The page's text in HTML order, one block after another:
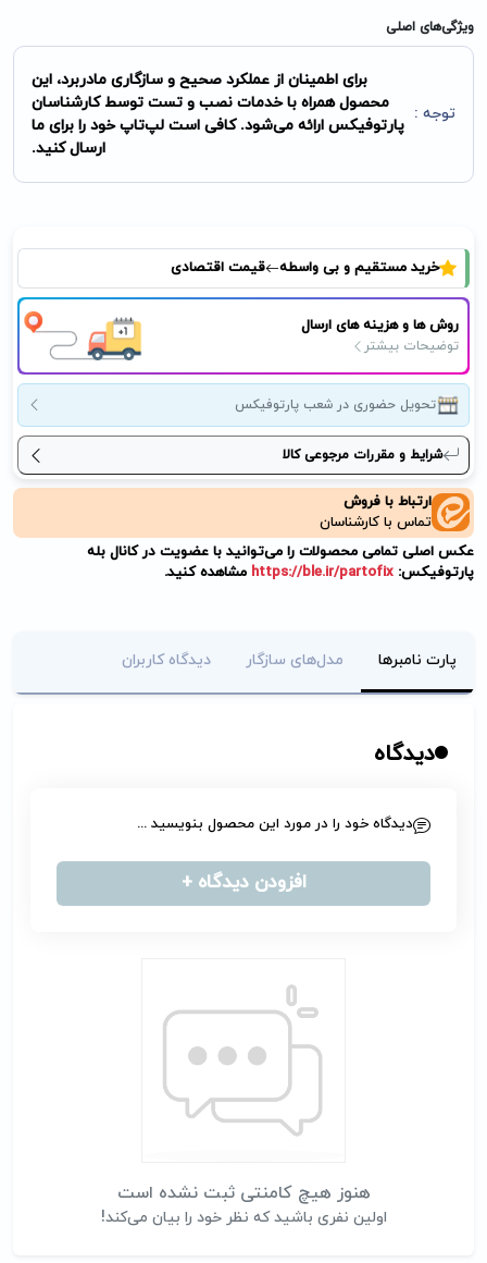
ویژگی‌های اصلی
توجه :
برای اطمینان از عملکرد صحیح و سازگاری مادربرد، این
محصول همراه با خدمات نصب و تست توسط کارشناسان
پارتوفیکس ارائه می‌شود. کافی است لپ‌تاپ خود را برای ما
ارسال کنید.
خرید مستقیم و بی واسطه قیمت اقتصادی
روش ها و هزینه های ارسال
توضیحات بیشتر
تحویل حضوری در شعب پارتوفیکس
شرایط و مقررات مرجوعی کالا
ارتباط با فروش
تماس با کارشناسان
عکس اصلی تمامی محصولات را می‌توانید با عضویت در کانال بله
پارتوفیکس: https://ble.ir/partofix مشاهده کنید.
پارت نامبرها مدل‌های سازگار دیدگاه کاربران
دیدگاه
هنوز هیچ کامنتی ثبت نشده است
اولین نفری باشید که نظر خود را بیان می‌کند!
دیدگاه خود را در مورد این محصول بنویسید ...
افزودن دیدگاه +